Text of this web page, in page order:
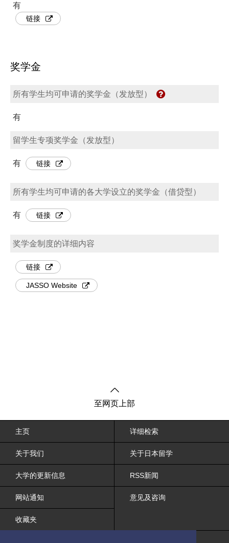
有
链接
奖学金
所有学生均可申请的奖学金（发放型）
有
留学生专项奖学金（发放型）
有 链接
所有学生均可申请的各大学设立的奖学金（借贷型）
有 链接
奖学金制度的详细内容
链接
JASSO Website
至网页上部
主页 详细检索
关于我们 关于日本留学
大学的更新信息 RSS新闻
网站通知 意见及咨询
收藏夹